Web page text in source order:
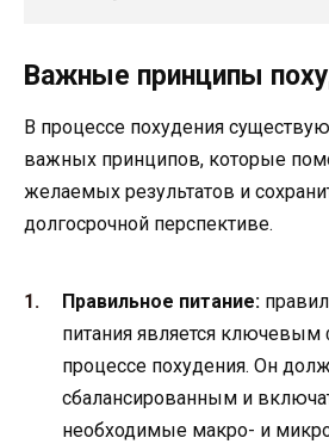
Важные принципы
В процессе похудения
важных принципов, которые
желаемых результатов и
долгосрочной перспективе.
Правильное питание:
питания является ключевым
процессе похудения. Он
сбалансированным и
необходимые макро- и